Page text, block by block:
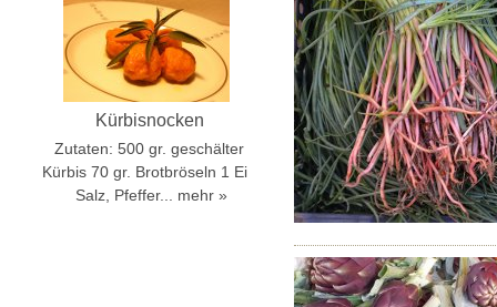
Kürbisnocken
Zutaten: 500 gr. geschälter
Kürbis 70 gr. Brotbröseln 1 Ei
Salz, Pfeffer...
mehr »
Orecchiette mit Cimarapa
Zutaten für 4 Personen 360
gr. Orecchiette 400 gr. Cime di
rapa schon geputzt 4